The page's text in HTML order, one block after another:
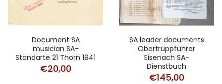
Document SA
musician SA-
Standarte 21 Thorn 1941
€20,00
SA leader documents
Obertruppführer
Eisenach SA-
Dienstbuch
€145,00